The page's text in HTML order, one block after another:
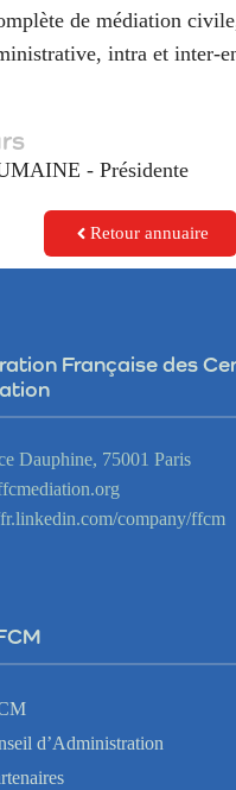
de médiation
intra et inter-
- Présidente
Retour annuaire
Française des
Dauphine, 75001 Paris
company/ffcm
d’Administration